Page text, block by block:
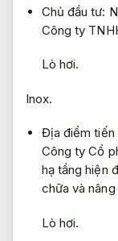
Chủ đầu tư:
Công ty
Lò hơi.
Inox.
Địa điểm tiến
Công ty Cổ
hạ tầng hiện
chữa và
Lò hơi.